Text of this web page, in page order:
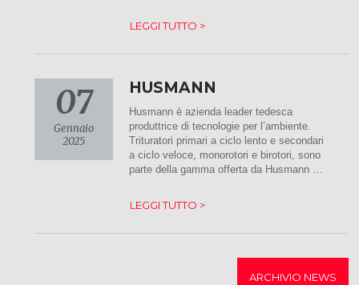
LEGGI TUTTO >
07
Gennaio
2025
HUSMANN
Husmann è azienda leader tedesca
produttrice di tecnologie per l’ambiente.
Trituratori primari a ciclo lento e secondari
a ciclo veloce, monorotori e birotori, sono
parte della gamma offerta da Husmann …
LEGGI TUTTO >
ARCHIVIO NEWS